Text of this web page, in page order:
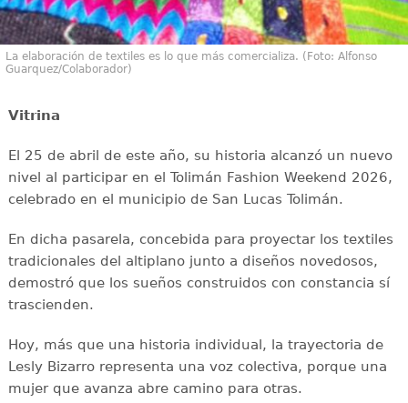
La elaboración de textiles es lo que más comercializa. (Foto: Alfonso
Guarquez/Colaborador)
Vitrina
El 25 de abril de este año, su historia alcanzó un nuevo
nivel al participar en el Tolimán Fashion Weekend 2026,
celebrado en el municipio de San Lucas Tolimán.
En dicha pasarela, concebida para proyectar los textiles
tradicionales del altiplano junto a diseños novedosos,
demostró que los sueños construidos con constancia sí
trascienden.
Hoy, más que una historia individual, la trayectoria de
Lesly Bizarro representa una voz colectiva, porque una
mujer que avanza abre camino para otras.